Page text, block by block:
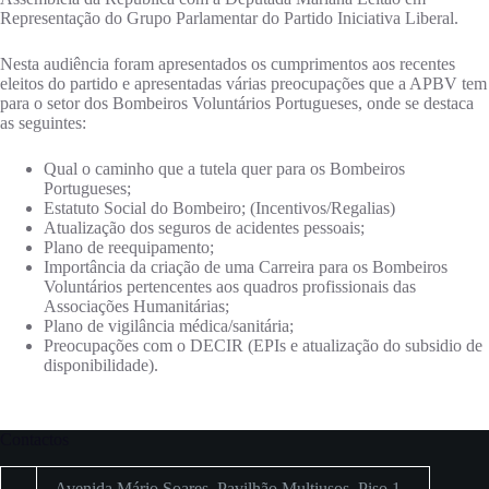
Representação do Grupo Parlamentar do Partido Iniciativa Liberal.
Nesta audiência foram apresentados os cumprimentos aos recentes
eleitos do partido e apresentadas várias preocupações que a APBV tem
para o setor dos Bombeiros Voluntários Portugueses, onde se destaca
as seguintes:
Qual o caminho que a tutela quer para os Bombeiros
Portugueses;
Estatuto Social do Bombeiro; (Incentivos/Regalias)
Atualização dos seguros de acidentes pessoais;
Plano de reequipamento;
Importância da criação de uma Carreira para os Bombeiros
Voluntários pertencentes aos quadros profissionais das
Associações Humanitárias;
Plano de vigilância médica/sanitária;
Preocupações com o DECIR (EPIs e atualização do subsidio de
disponibilidade).